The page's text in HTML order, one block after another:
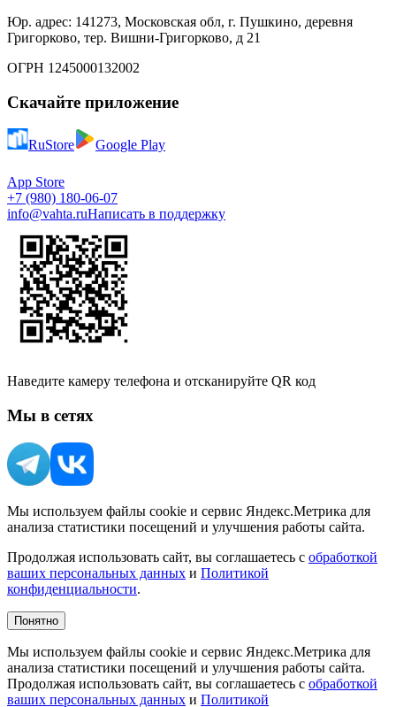
Юр. адрес: 141273, Московская обл, г. Пушкино, деревня
Григорково, тер. Вишни-Григорково, д 21
ОГРН 1245000132002
Скачайте приложение
RuStore Google Play
App Store
+7 (980) 180-06-07
info@vahta.ruНаписать в поддержку
Наведите камеру телефона и отсканируйте QR код
Мы в сетях
Мы используем файлы cookie и сервис Яндекс.Метрика для
анализа статистики посещений и улучшения работы сайта.
Продолжая использовать сайт, вы соглашаетесь с обработкой
ваших персональных данных и Политикой
конфиденциальности.
Понятно
Мы используем файлы cookie и сервис Яндекс.Метрика для
анализа статистики посещений и улучшения работы сайта.
Продолжая использовать сайт, вы соглашаетесь с обработкой
ваших персональных данных и Политикой